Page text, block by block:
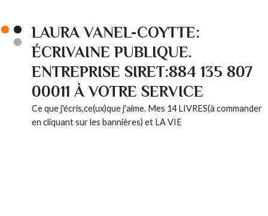
LAURA VANEL-COYTTE:
ÉCRIVAINE PUBLIQUE.
ENTREPRISE SIRET:884 135 807
00011 À VOTRE SERVICE
Ce que j'écris,ce(ux)que j'aime. Mes 14 LIVRES(à commander
en cliquant sur les bannières) et LA VIE